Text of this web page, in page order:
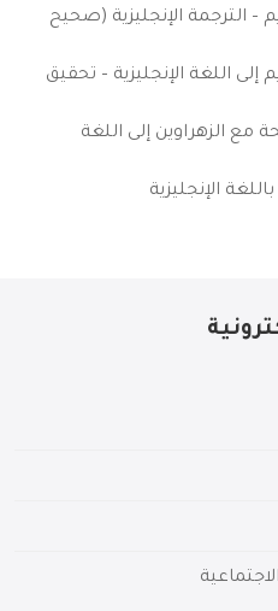
– الترجمة الإنجليزية (صحيح
إلى اللغة الإنجليزية – تحقيق
مع الزهراوين إلى اللغة
الإنجليزية